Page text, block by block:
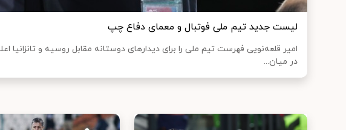
لیست جدید تیم ملی فوتبال و معمای دفاع چپ
امیر قلعه‌نویی فهرست تیم ملی را برای دیدارهای دوستانه مقابل روسیه و تانزانیا
در میان...